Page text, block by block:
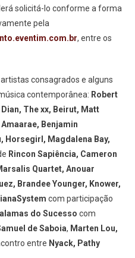
solicitá-lo conforme a forma
pela
, entre os
consagrados e alguns
contemporânea: Robert
The xx, Beirut, Matt
Benjamin
Horsegirl, Magdalena Bay,
Rincon Sapiência, Cameron
Quartet, Anouar
Brandee Younger, Knower,
com participação
do Sucesso com
de Saboia, Marten Lou,
entre Nyack, Pathy